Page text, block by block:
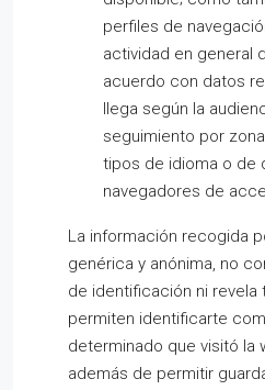
perfiles de
actividad en general
acuerdo con datos
llega según la
seguimiento por
tipos de idioma o de
navegadores de
La información recogida
genérica y anónima, no
de identificación ni revela
permiten identificarte
determinado que visitó la
además de permitir